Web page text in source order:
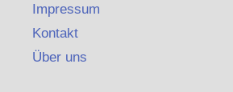
Impressum
Kontakt
Über uns